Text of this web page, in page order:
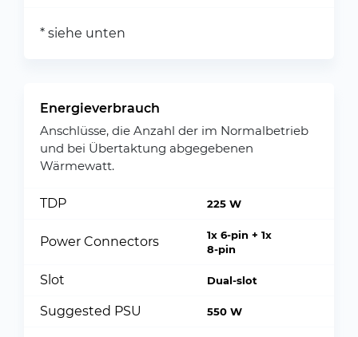
* siehe unten
Energieverbrauch
Anschlüsse, die Anzahl der im Normalbetrieb
und bei Übertaktung abgegebenen
Wärmewatt.
TDP 225 W
Power Connectors
1x 6-pin + 1x
8-pin
Slot Dual-slot
Suggested PSU 550 W